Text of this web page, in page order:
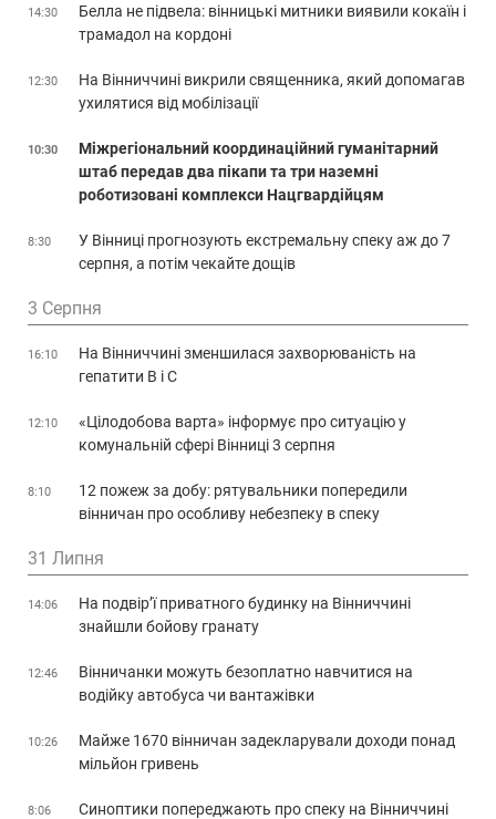
14:30
Белла не підвела: вінницькі митники виявили кокаїн і
трамадол на кордоні
12:30
На Вінниччині викрили священника, який допомагав
ухилятися від мобілізації
10:30
Міжрегіональний координаційний гуманітарний
штаб передав два пікапи та три наземні
роботизовані комплекси Нацгвардійцям
8:30
У Вінниці прогнозують екстремальну спеку аж до 7
серпня, а потім чекайте дощів
3 Серпня
16:10
На Вінниччині зменшилася захворюваність на
гепатити В і С
12:10
«Цілодобова варта» інформує про ситуацію у
комунальній сфері Вінниці 3 серпня
8:10
12 пожеж за добу: рятувальники попередили
вінничан про особливу небезпеку в спеку
31 Липня
14:06
На подвір’ї приватного будинку на Вінниччині
знайшли бойову гранату
12:46
Вінничанки можуть безоплатно навчитися на
водійку автобуса чи вантажівки
10:26
Майже 1670 вінничан задекларували доходи понад
мільйон гривень
8:06
Синоптики попереджають про спеку на Вінниччині